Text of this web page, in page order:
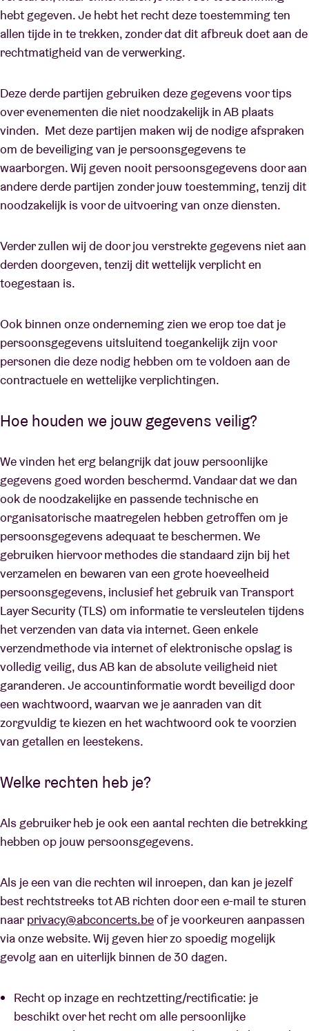
hebt gegeven. Je hebt het recht deze toestemming ten
allen tijde in te trekken, zonder dat dit afbreuk doet aan de
rechtmatigheid van de verwerking.
Deze derde partijen gebruiken deze gegevens voor tips
over evenementen die niet noodzakelijk in AB plaats
vinden. Met deze partijen maken wij de nodige afspraken
om de beveiliging van je persoonsgegevens te
waarborgen. Wij geven nooit persoonsgegevens door aan
andere derde partijen zonder jouw toestemming, tenzij dit
noodzakelijk is voor de uitvoering van onze diensten.
Verder zullen wij de door jou verstrekte gegevens niet aan
derden doorgeven, tenzij dit wettelijk verplicht en
toegestaan is.
Ook binnen onze onderneming zien we erop toe dat je
persoonsgegevens uitsluitend toegankelijk zijn voor
personen die deze nodig hebben om te voldoen aan de
contractuele en wettelijke verplichtingen.
Hoe houden we jouw gegevens veilig?
We vinden het erg belangrijk dat jouw persoonlijke
gegevens goed worden beschermd. Vandaar dat we dan
ook de noodzakelijke en passende technische en
organisatorische maatregelen hebben getroffen om je
persoonsgegevens adequaat te beschermen. We
gebruiken hiervoor methodes die standaard zijn bij het
verzamelen en bewaren van een grote hoeveelheid
persoonsgegevens, inclusief het gebruik van Transport
Layer Security (TLS) om informatie te versleutelen tijdens
het verzenden van data via internet. Geen enkele
verzendmethode via internet of elektronische opslag is
volledig veilig, dus AB kan de absolute veiligheid niet
garanderen. Je accountinformatie wordt beveiligd door
een wachtwoord, waarvan we je aanraden van dit
zorgvuldig te kiezen en het wachtwoord ook te voorzien
van getallen en leestekens.
Welke rechten heb je?
Als gebruiker heb je ook een aantal rechten die betrekking
hebben op jouw persoonsgegevens.
Als je een van die rechten wil inroepen, dan kan je jezelf
best rechtstreeks tot AB richten door een e-mail te sturen
naar privacy@abconcerts.beof je voorkeuren aanpassen
via onze website. Wij geven hier zo spoedig mogelijk
gevolg aan en uiterlijk binnen de 30 dagen.
Recht op inzage en rechtzetting/rectificatie: je
beschikt over het recht om alle persoonlijke